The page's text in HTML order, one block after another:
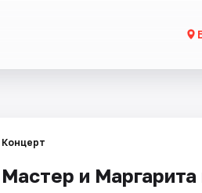
Концерт
Мастер и Маргарита